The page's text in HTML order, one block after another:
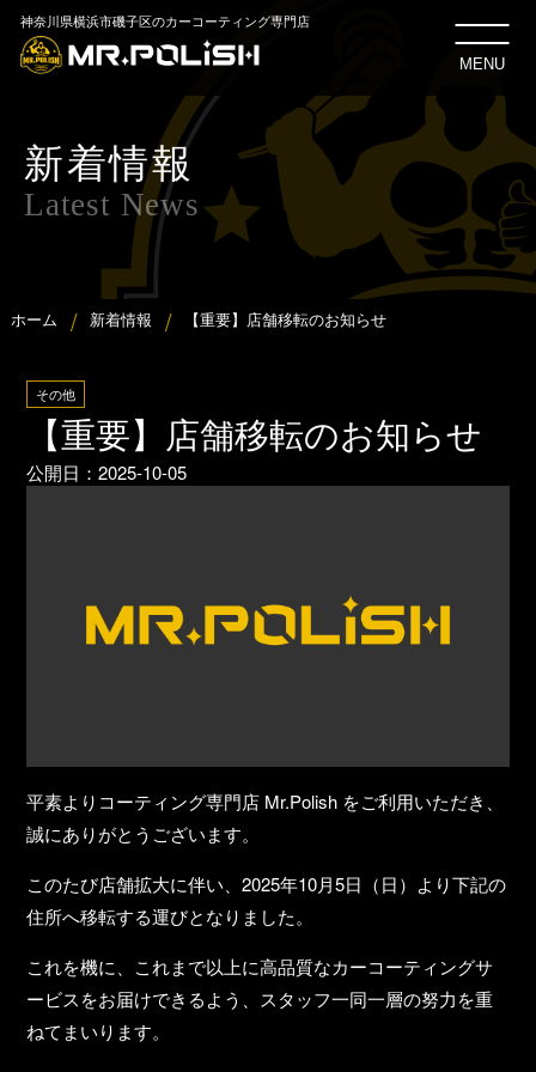
神奈川県横浜市磯子区のカーコーティング専門店
MENU
新着情報
Latest News
ホーム 新着情報 【重要】店舗移転のお知らせ
その他
【重要】店舗移転のお知らせ
公開日：2025-10-05
平素よりコーティング専門店 Mr.Polish をご利用いただき、
誠にありがとうございます。
このたび店舗拡大に伴い、2025年10月5日（日）より下記の
住所へ移転する運びとなりました。
これを機に、これまで以上に高品質なカーコーティングサ
ービスをお届けできるよう、スタッフ一同一層の努力を重
ねてまいります。